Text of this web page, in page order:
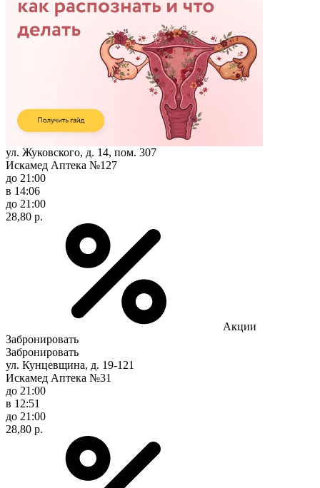
ул. Жуковского, д. 14, пом. 307
Искамед Аптека №127
до 21:00
в 14:06
до 21:00
28,80 р.
Акции
Забронировать
Забронировать
ул. Кунцевщина, д. 19-121
Искамед Аптека №31
до 21:00
в 12:51
до 21:00
28,80 р.